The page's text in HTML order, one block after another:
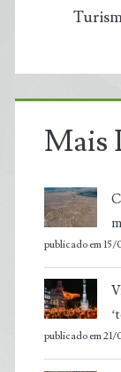
Mais
publicado em
publicado em